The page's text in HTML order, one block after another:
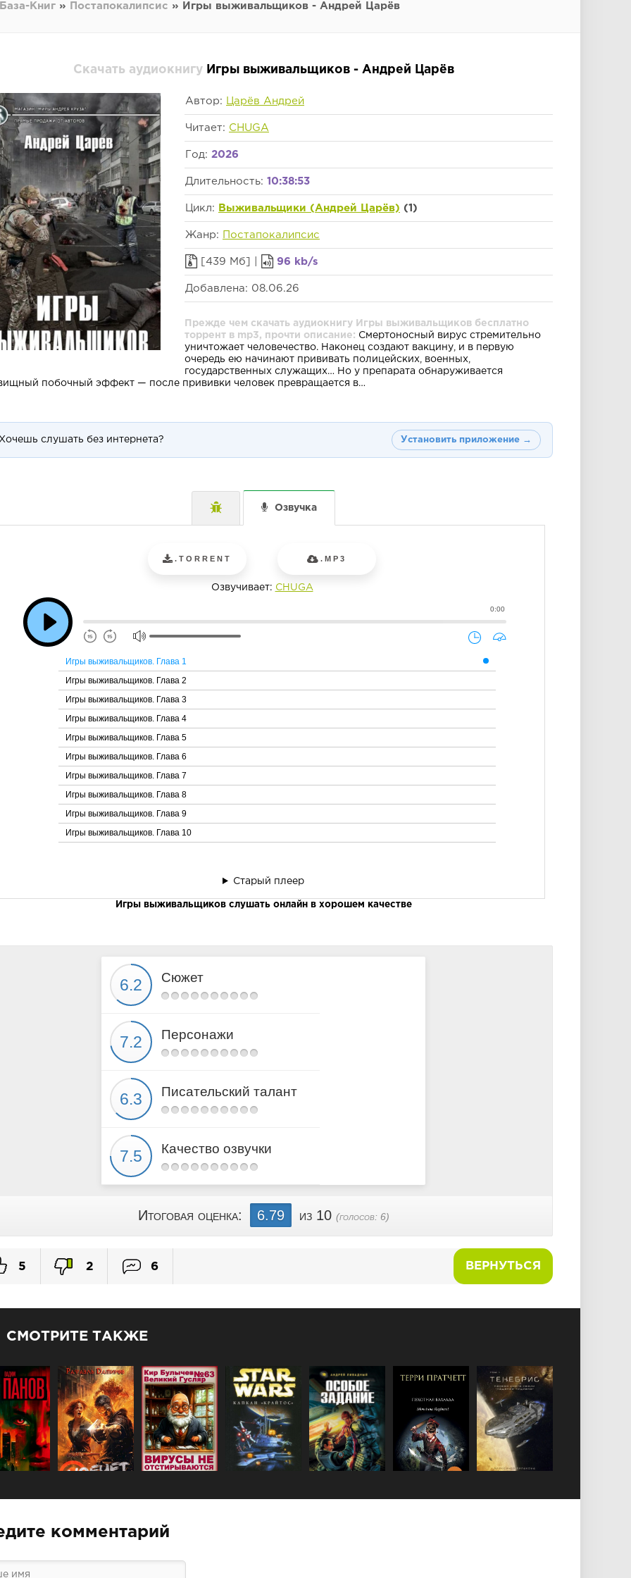
База-Книг » Постапокалипсис » Игры выживальщиков - Андрей Царёв
Скачать аудиокнигу Игры выживальщиков - Андрей Царёв
Автор: Царёв Андрей
Читает: CHUGA
Год: 2026
Длительность: 10:38:53
Цикл: Выживальщики (Андрей Царёв) (1)
Жанр: Постапокалипсис
[439 Мб] | 96 kb/s
Добавлена: 08.06.26
Прежде чем скачать аудиокнигу Игры выживальщиков бесплатно
торрент в mp3, прочти описание: Смертоносный вирус стремительно
уничтожает человечество. Наконец создают вакцину, и в первую
очередь ею начинают прививать полицейских, военных,
государственных служащих… Но у препарата обнаруживается
побочный эффект — после прививки человек превращается в…
слушать без интернета? Установить приложение →
Озвучка
.TORRENT .MP3
Озвучивает: CHUGA
0:00
Игры выживальщиков. Глава 1
Игры выживальщиков. Глава 2
Игры выживальщиков. Глава 3
Игры выживальщиков. Глава 4
Игры выживальщиков. Глава 5
Игры выживальщиков. Глава 6
Игры выживальщиков. Глава 7
Игры выживальщиков. Глава 8
Игры выживальщиков. Глава 9
Игры выживальщиков. Глава 10
Старый плеер
Игры выживальщиков слушать онлайн в хорошем качестве
Сюжет
Персонажи
Писательский талант
Качество озвучки
Итоговая оценка: 6.79 из 10 (голосов: 6)
ВЕРНУТЬСЯ
5 2 6
СМОТРИТЕ ТАКЖЕ
комментарий